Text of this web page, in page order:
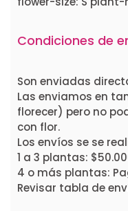
Condiciones de
Son enviadas
Las enviamos en
florecer) pero no
con flor.
Los envíos se se
1 a 3 plantas:
4 o más plantas:
Revisar tabla de